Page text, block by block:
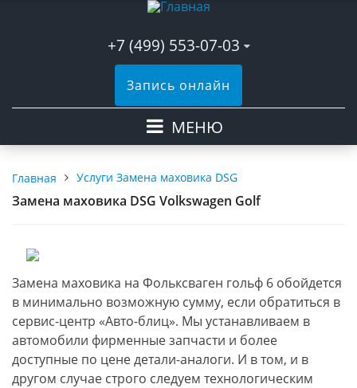
+7 (499) 553-07-03
Запись онлайн
МЕНЮ
Главная Услуги Замена маховика DSG
Замена маховика DSG Volkswagen Golf
Замена маховика на Фольксваген гольф 6 обойдется
в минимально возможную сумму, если обратиться в
сервис-центр «Авто-блиц». Мы устанавливаем в
автомобили фирменные запчасти и более
доступные по цене детали-аналоги. И в том, и в
другом случае строго следуем технологическим